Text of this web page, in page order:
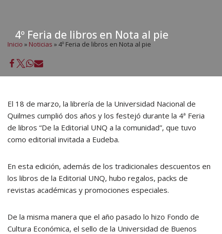
4º Feria de libros en Nota al pie
Inicio » Noticias »4º Feria de libros en Nota al pie
El 18 de marzo, la librería de la Universidad Nacional de
Quilmes cumplió dos años y los festejó durante la 4ª Feria
de libros “De la Editorial UNQ a la comunidad”, que tuvo
como editorial invitada a Eudeba.
En esta edición, además de los tradicionales descuentos en
los libros de la Editorial UNQ, hubo regalos, packs de
revistas académicas y promociones especiales.
De la misma manera que el año pasado lo hizo Fondo de
Cultura Económica, el sello de la Universidad de Buenos